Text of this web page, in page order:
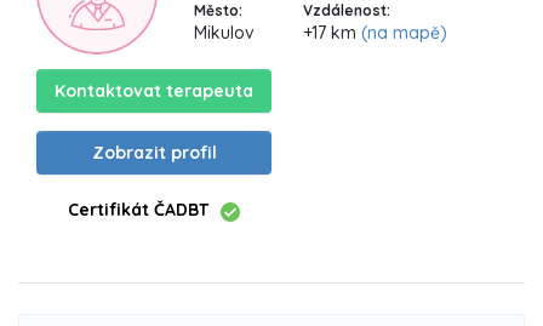
Město:
Mikulov
Vzdálenost:
+17 km (na mapě)
Kontaktovat terapeuta
Zobrazit profil
Certifikát ČADBT